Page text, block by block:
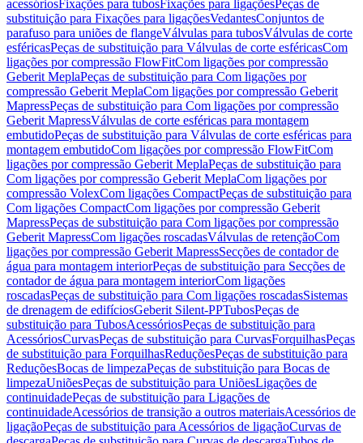
acessóriosFixações para tubosFixações para ligaçõesPeças de
substituição para Fixações para ligaçõesVedantesConjuntos de
parafuso para uniões de flangeVálvulas para tubosVálvulas de corte
esféricasPeças de substituição para Válvulas de corte esféricasCom
ligações por compressão FlowFitCom ligações por compressão
Geberit MeplaPeças de substituição para Com ligações por
compressão Geberit MeplaCom ligações por compressão Geberit
MapressPeças de substituição para Com ligações por compressão
Geberit MapressVálvulas de corte esféricas para montagem
embutidoPeças de substituição para Válvulas de corte esféricas para
montagem embutidoCom ligações por compressão FlowFitCom
ligações por compressão Geberit MeplaPeças de substituição para
Com ligações por compressão Geberit MeplaCom ligações por
compressão VolexCom ligações CompactPeças de substituição para
Com ligações CompactCom ligações por compressão Geberit
MapressPeças de substituição para Com ligações por compressão
Geberit MapressCom ligações roscadasVálvulas de retençãoCom
ligações por compressão Geberit MapressSecções de contador de
água para montagem interiorPeças de substituição para Secções de
contador de água para montagem interiorCom ligações
roscadasPeças de substituição para Com ligações roscadasSistemas
de drenagem de edifíciosGeberit Silent-PPTubosPeças de
substituição para TubosAcessóriosPeças de substituição para
AcessóriosCurvasPeças de substituição para CurvasForquilhasPeças
de substituição para ForquilhasReduçõesPeças de substituição para
ReduçõesBocas de limpezaPeças de substituição para Bocas de
limpezaUniõesPeças de substituição para UniõesLigações de
continuidadePeças de substituição para Ligações de
continuidadeAcessórios de transição a outros materiaisAcessórios de
ligaçãoPeças de substituição para Acessórios de ligaçãoCurvas de